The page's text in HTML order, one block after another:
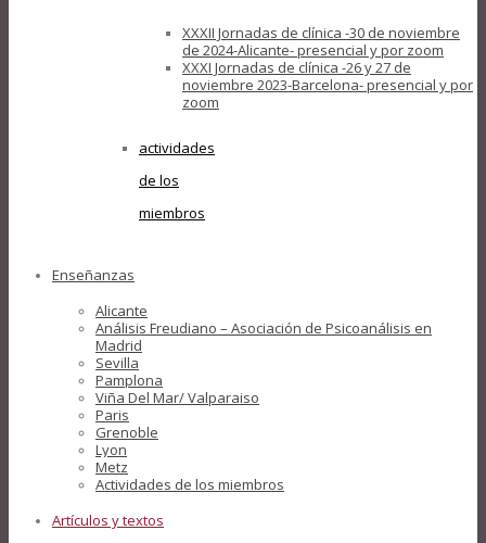
XXXII Jornadas de clínica -30 de noviembre
de 2024-Alicante- presencial y por zoom
XXXI Jornadas de clínica -26 y 27 de
noviembre 2023-Barcelona- presencial y por
zoom
actividades
de los
miembros
Enseñanzas
Alicante
Análisis Freudiano – Asociación de Psicoanálisis en
Madrid
Sevilla
Pamplona
Viña Del Mar/ Valparaiso
Paris
Grenoble
Lyon
Metz
Actividades de los miembros
Artículos y textos